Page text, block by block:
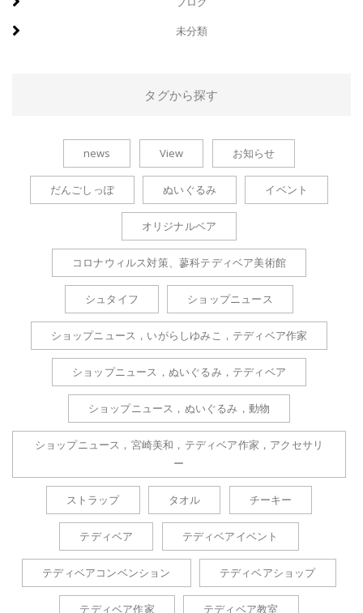
未分類
タグから探す
news View お知らせ
だんごしっぽ ぬいぐるみ イベント
オリジナルベア
コロナウィルス対策、蓼科テディベア美術館
シュタイフ ショップニュース
ショップニュース，いがらしゆみこ，テディベア作家
ショップニュース，ぬいぐるみ，テディベア
ショップニュース，ぬいぐるみ，動物
ショップニュース，宮崎美和，テディベア作家，アクセサリ
ー
ストラップ タオル チーキー
テディベア テディベアイベント
テディベアコンベンション テディベアショップ
テディベア作家 テディベア教室